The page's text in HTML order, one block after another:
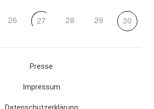
26 27 28 29 30
Presse
Impressum